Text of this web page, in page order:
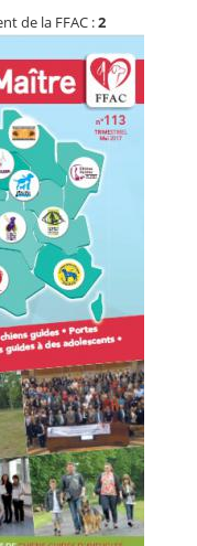
de la FFAC :2